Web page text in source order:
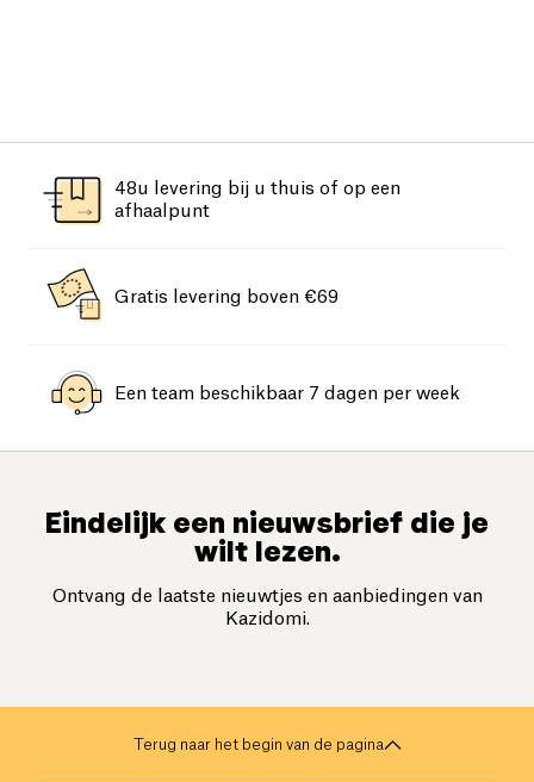
48u levering bij u thuis of op een
afhaalpunt
Gratis levering boven €69
Een team beschikbaar 7 dagen per week
Eindelijk een nieuwsbrief die je
wilt lezen.
Ontvang de laatste nieuwtjes en aanbiedingen van
Kazidomi.
Terug naar het begin van de pagina